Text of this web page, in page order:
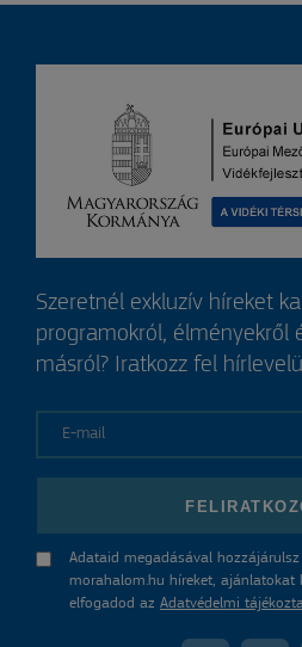
Szeretnél exkluzív híreket
programokról, élményekről
másról? Iratkozz fel
Adataid megadásával
morahalom.hu híreket, ajánlatokat
elfogadod az Adatvédelmi